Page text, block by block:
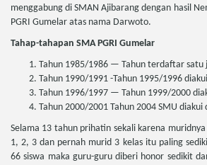
menggabung di SMAN Ajibarang dengan hasil
PGRI Gumelar atas nama Darwoto.
Tahap-tahapan SMA PGRI Gumelar
Tahun 1985/1986 — Tahun terdaftar satu
Tahun 1990/1991 -Tahun 1995/1996
Tahun 1996/1997 — Tahun 1999/2000
Tahun 2000/2001 Tahun 2004 SMU diakui
Selama 13 tahun prihatin sekali karena
1, 2, 3 dan pernah murid 3 kelas itu paling
66 siswa maka guru-guru diberi honor sedikit